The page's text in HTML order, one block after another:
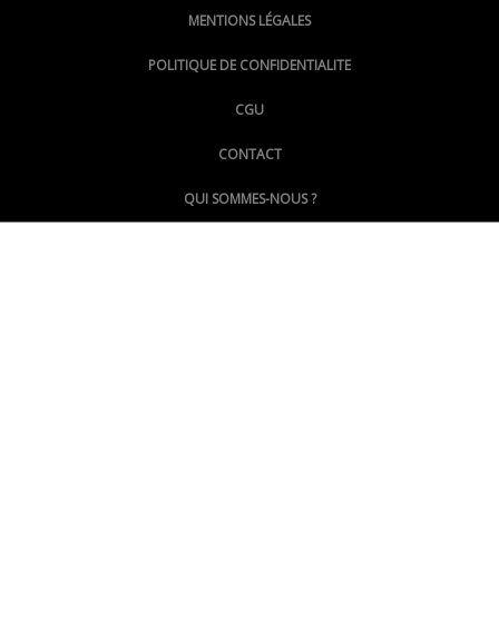
@LePoingMontpellier
MENTIONS LÉGALES
POLITIQUE DE CONFIDENTIALITE
CGU
CONTACT
QUI SOMMES-NOUS ?